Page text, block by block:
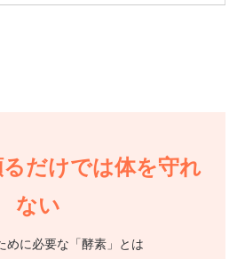
だけでは体を守れ
ない